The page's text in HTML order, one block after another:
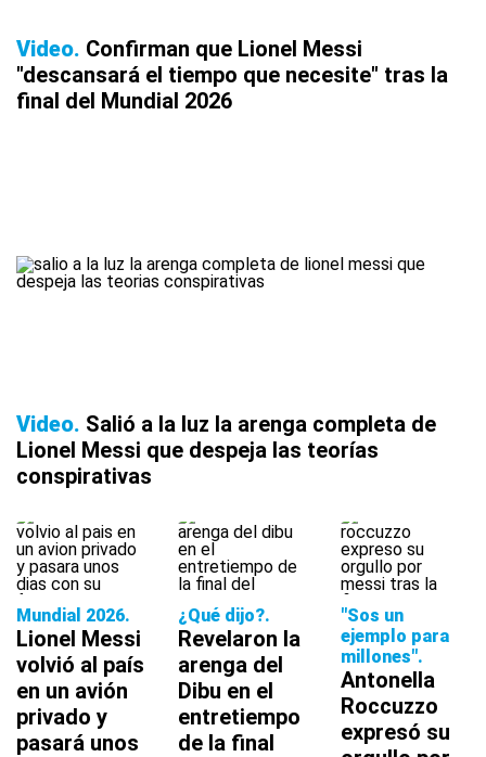
Video Confirman que Lionel Messi
"descansará el tiempo que necesite" tras la
final del Mundial 2026
Video Salió a la luz la arenga completa de
Lionel Messi que despeja las teorías
conspirativas
Mundial 2026
Lionel Messi
volvió al país
en un avión
privado y
pasará unos
¿Qué dijo?
Revelaron la
arenga del
Dibu en el
entretiempo
de la final
"Sos un
ejemplo para
millones"
Antonella
Roccuzzo
expresó su